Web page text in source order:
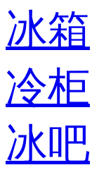
冰箱
冷柜
冰吧